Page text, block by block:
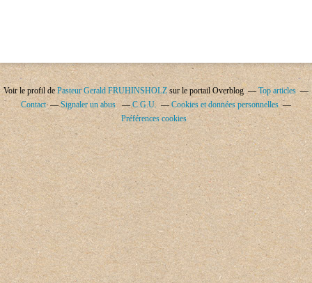
Voir le profil de Pasteur Gerald FRUHINSHOLZ sur le portail Overblog
Top articles
Contact
Signaler un abus C.G.U.
Cookies et données personnelles
Préférences cookies